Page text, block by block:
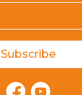
Subscribe
Facebook
YouTube